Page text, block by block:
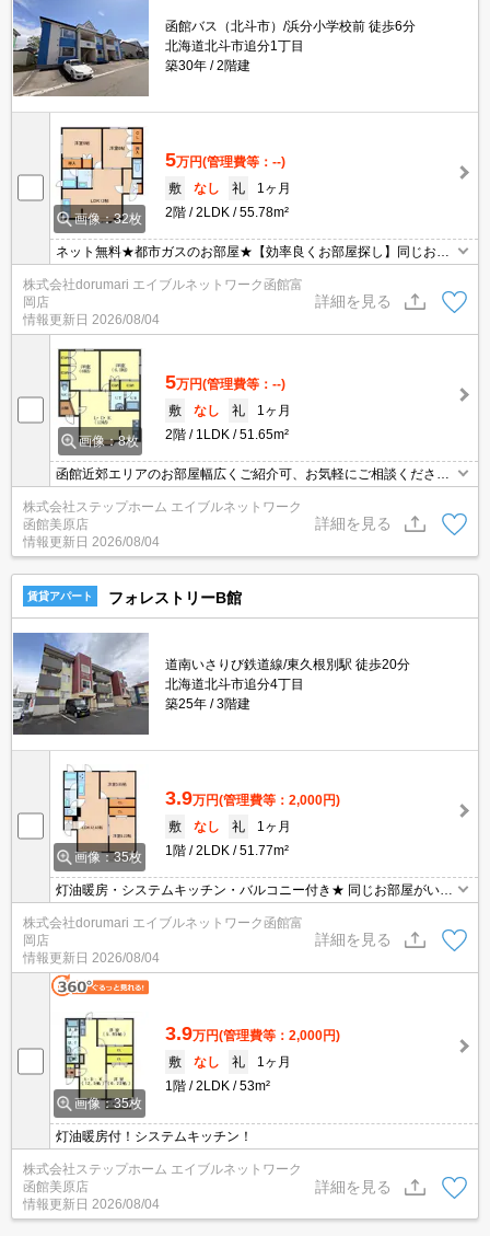
函館バス（北斗市）/浜分小学校前 徒歩6分
北海道北斗市追分1丁目
築30年
2階建
画像：32枚
5万円(管理費等：--)
敷
なし 礼
1ヶ月
2階
2LDK 55.78m²
ネット無料★都市ガスのお部屋★【効率良くお部屋探し】同じお部
屋がいくつも出てきて探すのが大変。。そんな時は「窓口を一つに
して」エイブルNW函館富岡店へお任せください！どのお部屋でも
株式会社dorumari エイブルネットワーク函館富
岡店
情報更新日 2026/08/04
詳細を見る
画像：8枚
5万円(管理費等：--)
敷
なし 礼
1ヶ月
2階
1LDK 51.65m²
函館近郊エリアのお部屋幅広くご紹介可、お気軽にご相談くださ
い。スマホやPCなどでご自宅からオンライン内見可能です。
株式会社ステップホーム エイブルネットワーク
函館美原店
情報更新日 2026/08/04
詳細を見る
賃貸アパート フォレストリーB館
道南いさりび鉄道線/東久根別駅 徒歩20分
北海道北斗市追分4丁目
築25年
3階建
画像：35枚
3.9万円(管理費等：2,000円)
敷
なし 礼
1ヶ月
1階
2LDK 51.77m²
灯油暖房・システムキッチン・バルコニー付き★ 同じお部屋がいく
つも出てきて探すのが大変。。そんな時は「窓口を一つにして」エ
イブルNW函館富岡店へ お任せください！どのお部屋でもご紹介、
株式会社dorumari エイブルネットワーク函館富
岡店
情報更新日 2026/08/04
詳細を見る
画像：35枚
3.9万円(管理費等：2,000円)
敷
なし 礼
1ヶ月
1階
2LDK 53m²
灯油暖房付！システムキッチン！
株式会社ステップホーム エイブルネットワーク
函館美原店
情報更新日 2026/08/04
詳細を見る